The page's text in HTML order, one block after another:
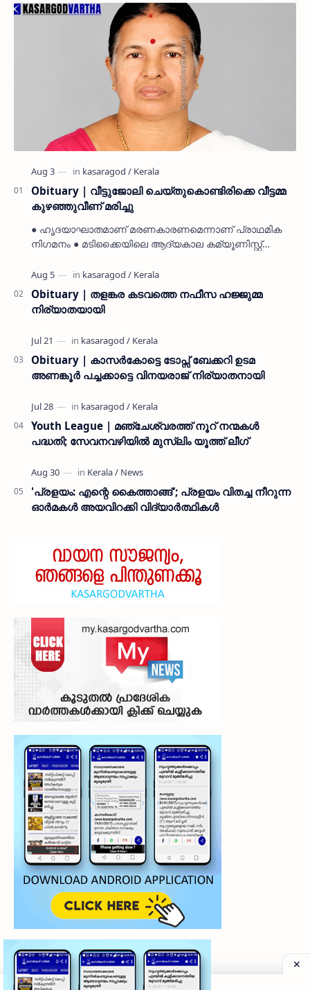
Obituary | വീട്ടുജോലി ചെയ്തുകൊണ്ടിരിക്കെ വീട്ടമ്മ
കുഴഞ്ഞുവീണ് മരിച്ചു
● ഹൃദയാഘാതമാണ് മരണകാരണമെന്നാണ് പ്രാഥമിക
നിഗമനം ● മടിക്കൈയിലെ ആദ്യകാല കമ്യൂണിസ്റ്റ്
മകളാണ് ● വിവരമറിഞ്ഞ് ജനപ്ര…
Obituary | തളങ്കര കടവത്തെ നഫീസ ഹജ്ജുമ്മ
നിര്യാതയായി
Obituary | കാസർകോട്ടെ ടോപ്സ് ബേക്കറി ഉടമ
അണങ്കൂർ പച്ചക്കാട്ടെ വിനയരാജ് നിര്യാതനായി
Youth League | മഞ്ചേശ്വരത്ത് നൂറ് നന്മകൾ
പദ്ധതി; സേവനവഴിയിൽ മുസ്ലിം യൂത്ത് ലീഗ്
'പ്രളയം: എന്റെ കൈത്താങ്ങ്'; പ്രളയം വിതച്ച നീറുന്ന
ഓര്‍മകള്‍ അയവിറക്കി വിദ്യാര്‍ത്ഥികള്‍